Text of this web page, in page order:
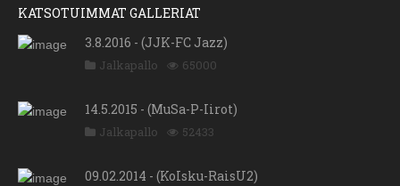
KATSOTUIMMAT GALLERIAT
3.8.2016 - (JJK-FC Jazz)
Jalkapallo 65000
14.5.2015 - (MuSa-P-Iirot)
Jalkapallo 52433
09.02.2014 - (KoIsku-RaisU2)